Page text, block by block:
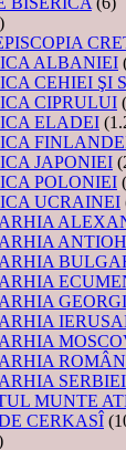
ALBANIEI
CEHIEI ŞI
CIPRULUI
ELADEI
JAPONIEI
POLONIEI
UCRAINEI
SERBIEI
MUNTE
CERKASÎ